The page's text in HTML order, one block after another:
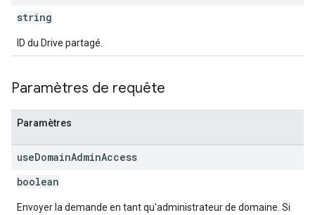
string
ID du Drive partagé.
Paramètres de requête
Paramètres
useDomainAdminAccess
boolean
Envoyer la demande en tant qu'administrateur de domaine. Si